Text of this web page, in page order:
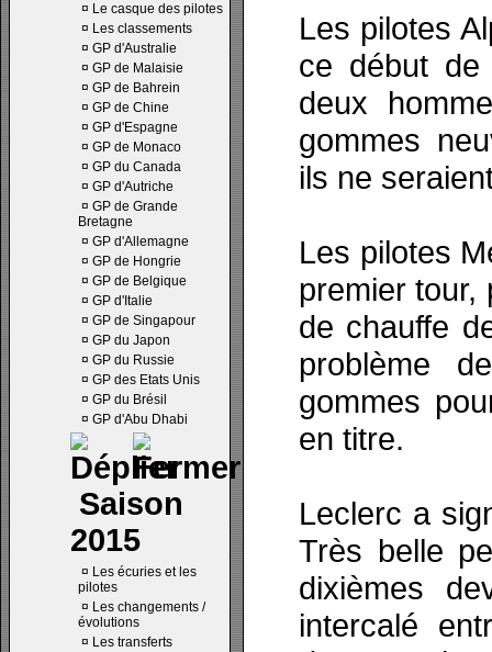
¤ Le casque des pilotes
¤ Les classements
¤ GP d'Australie
¤ GP de Malaisie
¤ GP de Bahrein
¤ GP de Chine
¤ GP d'Espagne
¤ GP de Monaco
¤ GP du Canada
¤ GP d'Autriche
¤ GP de Grande
Bretagne
¤ GP d'Allemagne
¤ GP de Hongrie
¤ GP de Belgique
¤ GP d'Italie
¤ GP de Singapour
¤ GP du Japon
¤ GP du Russie
¤ GP des Etats Unis
¤ GP du Brésil
¤ GP d'Abu Dhabi
Saison
2015
¤ Les écuries et les
pilotes
¤ Les changements /
évolutions
¤ Les transferts
Les pilotes
ce début de
deux
gommes
ils ne
Les pilotes
premier tour,
de chauffe
problème
gommes
en titre.
Leclerc a
Très belle
dixièmes
intercalé